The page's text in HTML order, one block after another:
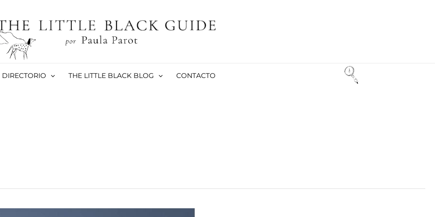
DIRECTORIO THE LITTLE BLACK BLOG CONTACTO